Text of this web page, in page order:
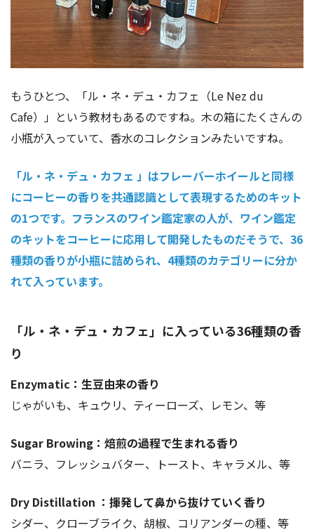
もうひとつ、「ル・ネ・デュ・カフェ（Le Nez du
Cafe）」という教材もあるのですね。木の箱にたくさんの
小瓶が入っていて、香水のコレクションみたいですね。
「ル・ネ・デュ・カフェ 」はフレーバーホイールと同様
にコーヒーの香りを共通認識として表現するためのキット
の1つです。フランスのワイン鑑定家の人が、ワイン鑑定
のキットをコーヒーに応用して開発したものだそうで、36
種類の香りが小瓶に詰められ、4種類のカテゴリーに分か
れて入っています。
「ル・ネ・デュ・カフェ」に入っている36種類の香
り
Enzymatic：生豆由来の香り
じゃがいも、キュウリ、ティーローズ、レモン、等
Sugar Browing：焙煎の過程で生まれる香り
バニラ、フレッシュバター、トースト、キャラメル、等
Dry Distillation ：揮発して鼻から抜けていく香り
シダー、クローブライク、胡椒、コリアンダーの種、等